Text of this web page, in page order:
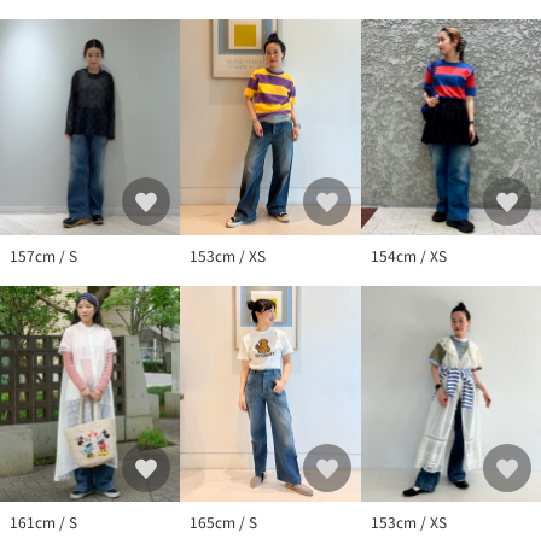
157cm / S 153cm / XS 154cm / XS
161cm / S 165cm / S 153cm / XS